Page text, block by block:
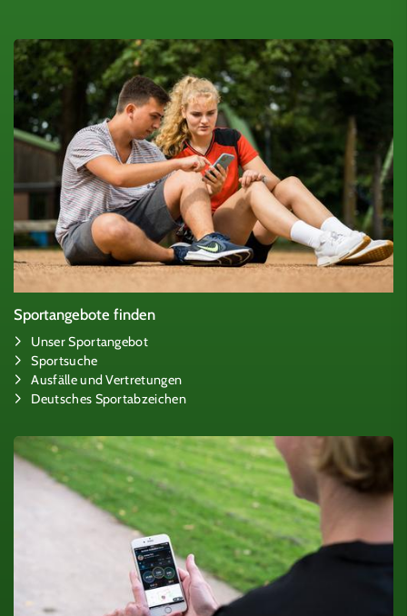
Sportangebote finden
Unser Sportangebot
Sportsuche
Ausfälle und Vertretungen
Deutsches Sportabzeichen